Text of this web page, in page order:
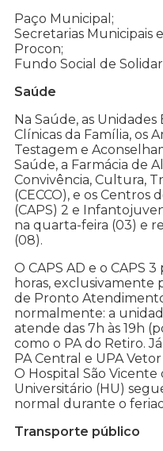
Paço Municipal;
Secretarias Municipais
Procon;
Fundo Social de
Saúde
Na Saúde, as Unidades
Clínicas da Família, os
Testagem e
Saúde, a Farmácia de
Convivência, Cultura,
(CECCO), e os Centros
(CAPS) 2 e
na quarta-feira (03) e
(08).
O CAPS AD e o CAPS
horas, exclusivamente
de Pronto
normalmente: a
atende das 7h às 19h
como o PA do Retiro.
PA Central e UPA
O Hospital São Vicente
Universitário (HU)
normal durante o
Transporte público